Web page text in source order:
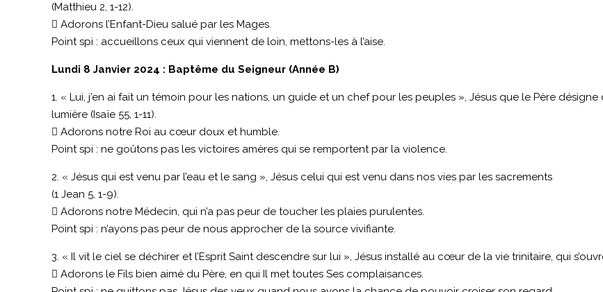
(Matthieu 2, 1-12).
 Adorons l’Enfant-Dieu salué par les Mages.
Point spi : accueillons ceux qui viennent de loin, mettons-les à l’aise.
Lundi 8 Janvier 2024 : Baptême du Seigneur (Année B)
1. « Lui, j’en ai fait un témoin pour les nations, un guide et un chef pour les peuples », Jésus que le Père
lumière (Isaïe 55, 1-11).
 Adorons notre Roi au cœur doux et humble.
Point spi : ne goûtons pas les victoires amères qui se remportent par la violence.
2. « Jésus qui est venu par l’eau et le sang », Jésus celui qui est venu dans nos vies par les sacrements
(1 Jean 5, 1-9).
 Adorons notre Médecin, qui n’a pas peur de toucher les plaies purulentes.
Point spi : n’ayons pas peur de nous approcher de la source vivifiante.
3. « Il vit le ciel se déchirer et l’Esprit Saint descendre sur lui », Jésus installé au cœur de la vie trinitaire, qui
 Adorons le Fils bien aimé du Père, en qui Il met toutes Ses complaisances.